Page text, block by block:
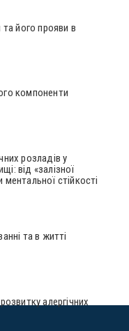
та його прояви в
компоненти
розладів у
від «залізної
стійкості
та в житті
алергічних